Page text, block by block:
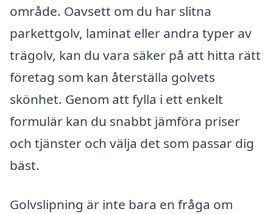
område. Oavsett om du har slitna
parkettgolv, laminat eller andra typer av
trägolv, kan du vara säker på att hitta rätt
företag som kan återställa golvets
skönhet. Genom att fylla i ett enkelt
formulär kan du snabbt jämföra priser
och tjänster och välja det som passar dig
bäst.
Golvslipning är inte bara en fråga om